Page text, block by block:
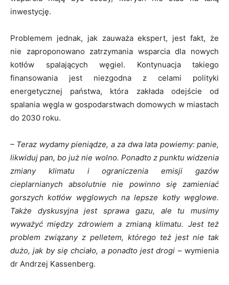
inwestycję.
Problemem jednak, jak zauważa ekspert, jest fakt, że
nie zaproponowano zatrzymania wsparcia dla nowych
kotłów spalających węgiel. Kontynuacja takiego
finansowania jest niezgodna z celami polityki
energetycznej państwa, która zakłada odejście od
spalania węgla w gospodarstwach domowych w miastach
do 2030 roku.
– Teraz wydamy pieniądze, a za dwa lata powiemy: panie,
likwiduj pan, bo już nie wolno. Ponadto z punktu widzenia
zmiany klimatu i ograniczenia emisji gazów
cieplarnianych absolutnie nie powinno się zamieniać
gorszych kotłów węglowych na lepsze kotły węglowe.
Także dyskusyjna jest sprawa gazu, ale tu musimy
wyważyć między zdrowiem a zmianą klimatu. Jest też
problem związany z pelletem, którego też jest nie tak
dużo, jak by się chciało, a ponadto jest drogi – wymienia
dr Andrzej Kassenberg.